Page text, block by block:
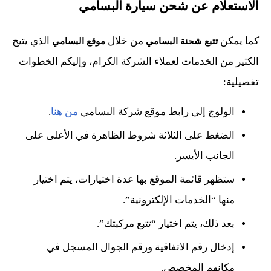
الاستعلام عن شحن سيارة البسامي
كما يمكنتتبع شحنة البسامي من خلال موقع البسامي
الذي يتيح
الكثير من الخدمات لعملاء الشركة الكرام، وإليكم الخطوات
تفصيلية:
الولوج إلى رابط موقع شركة البسامي من هنا.
الضغط على الثلاثة شروط الظاهرة في الأعلى على
الجانب الأيسر.
ستظهر قائمة الموقع بها عدة اختيارات، يتم اختيار
منها “الخدمات الإلكترونية”.
بعد ذلك، يتم اختيار “تتبع مركبتك”.
إدخال رقم الاتفاقية ورقم الجوال المسجل في
مكانهم المخصص.